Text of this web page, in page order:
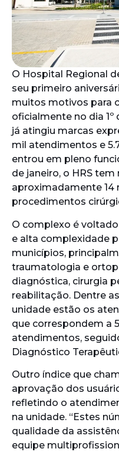
O Hospital Regional
seu primeiro
muitos motivos para
oficialmente no dia 1º
já atingiu marcas
mil atendimentos e
entrou em pleno
de janeiro, o HRS tem
aproximadamente 14
procedimentos
O complexo é
e alta complexidade
municípios,
traumatologia e
diagnóstica, cirurgia
reabilitação. Dentre
unidade estão os
que correspondem a
atendimentos,
Diagnóstico
Outro índice que
aprovação dos
refletindo o
na unidade. “Estes
qualidade da
equipe